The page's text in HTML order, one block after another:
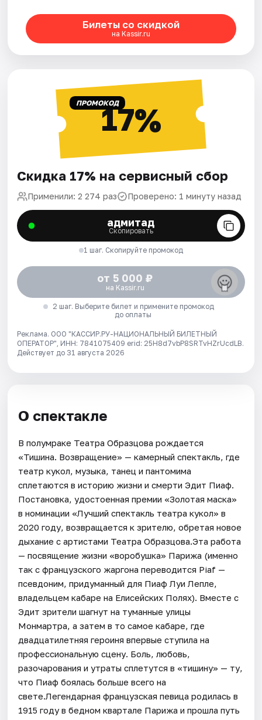
Билеты со скидкой
на Kassir.ru
ПРОМОКОД17%
Скидка 17% на сервисный сбор
Применили: 2 274 раз Проверено: 1 минуту назад
адмитад
Скопировать
1 шаг. Скопируйте промокод
от 5 000 ₽
на Kassir.ru
2 шаг. Выберите билет и примените промокод
до оплаты
Реклама. ООО "КАССИР.РУ-НАЦИОНАЛЬНЫЙ БИЛЕТНЫЙ
ОПЕРАТОР", ИНН: 7841075409 erid: 25H8d7vbP8SRTvHZrUcdLB.
Действует до 31 августа 2026
О спектакле
В полумраке Театра Образцова рождается
«Тишина. Возвращение» — камерный спектакль, где
театр кукол, музыка, танец и пантомима
сплетаются в историю жизни и смерти Эдит Пиаф.
Постановка, удостоенная премии «Золотая маска»
в номинации «Лучший спектакль театра кукол» в
2020 году, возвращается к зрителю, обретая новое
дыхание с артистами Театра Образцова.Эта работа
— посвящение жизни «воробушка» Парижа (именно
так с французского жаргона переводится Piaf —
псевдоним, придуманный для Пиаф Луи Лепле,
владельцем кабаре на Елисейских Полях). Вместе с
Эдит зрители шагнут на туманные улицы
Монмартра, а затем в то самое кабаре, где
двадцатилетняя героиня впервые ступила на
профессиональную сцену. Боль, любовь,
разочарования и утраты сплетутся в «тишину» — ту,
что Пиаф боялась больше всего на
свете.Легендарная французская певица родилась в
1915 году в бедном квартале Парижа и прошла путь